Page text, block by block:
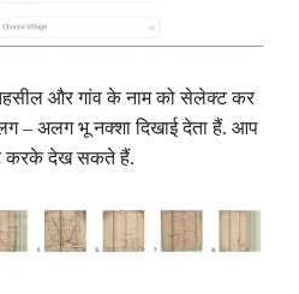
और गांव के नाम को सेलेक्ट कर
– अलग भू नक्शा दिखाई देता हैं. आप
करके देख सकते हैं.